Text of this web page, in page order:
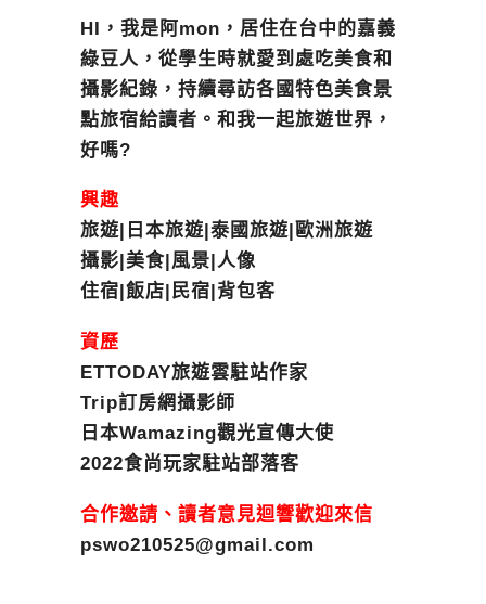
HI，我是阿mon，居住在台中的嘉義
綠豆人，從學生時就愛到處吃美食和
攝影紀錄，持續尋訪各國特色美食景
點旅宿給讀者。和我一起旅遊世界，
好嗎?
興趣
旅遊|日本旅遊|泰國旅遊|歐洲旅遊
攝影|美食|風景|人像
住宿|飯店|民宿|背包客
資歷
ETTODAY旅遊雲駐站作家
Trip訂房網攝影師
日本Wamazing觀光宣傳大使
2022食尚玩家駐站部落客
合作邀請、讀者意見迴響歡迎來信
pswo210525@gmail.com